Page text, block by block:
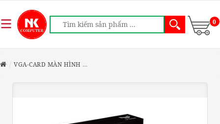
0
VGA-CARD MÀN HÌNH